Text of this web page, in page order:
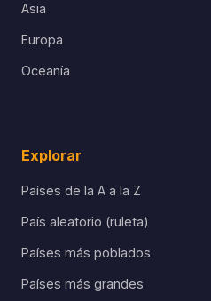
Asia
Europa
Oceanía
Explorar
Países de la A a la Z
País aleatorio (ruleta)
Países más poblados
Países más grandes